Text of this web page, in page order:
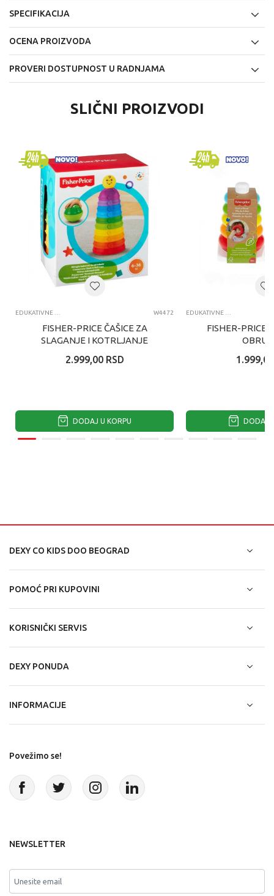
SPECIFIKACIJA
OCENA PROIZVODA
PROVERI DOSTUPNOST U RADNJAMA
SLIČNI PROIZVODI
EDUKATIVNE IGRAČKE ZA BEBE W4472
FISHER-PRICE ČAŠICE ZA
SLAGANJE I KOTRLJANJE
2.999,00 RSD
DODAJ U KORPU
EDUKATIVNE IGRAČKE ZA BEBE
FISHER-PRICE
1.999,00
DODAJ
DEXY CO KIDS DOO BEOGRAD
POMOĆ PRI KUPOVINI
KORISNIČKI SERVIS
DEXY PONUDA
INFORMACIJE
Povežimo se!
NEWSLETTER